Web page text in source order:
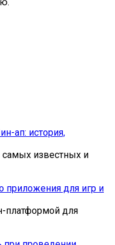
ап: история,
самых известных и
приложения для игр и
платформой для